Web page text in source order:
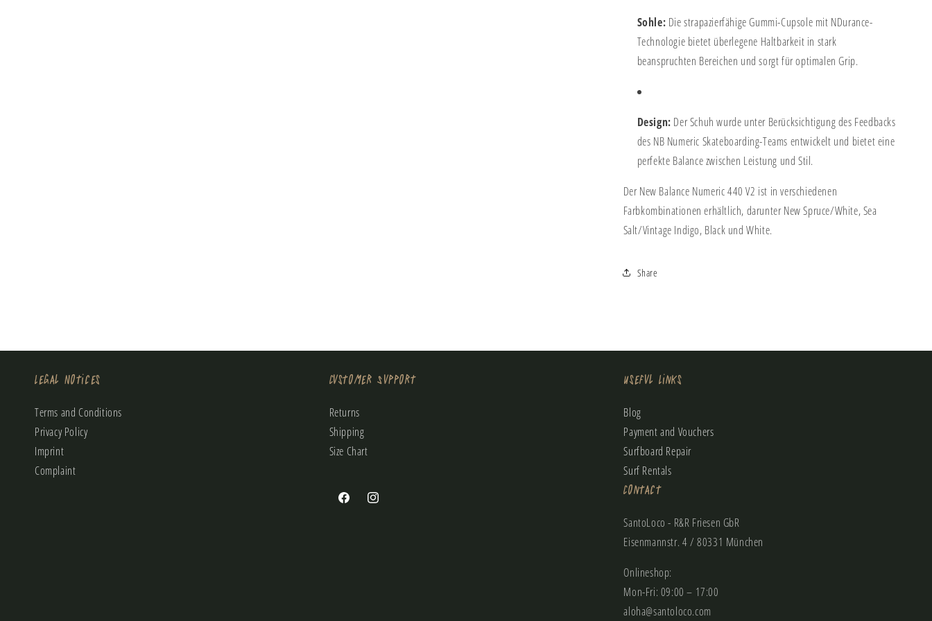
Sohle: Die strapazierfähige Gummi-Cupsole mit NDurance-
Technologie bietet überlegene Haltbarkeit in stark
beanspruchten Bereichen und sorgt für optimalen Grip.
Design: Der Schuh wurde unter Berücksichtigung des Feedbacks
des NB Numeric Skateboarding-Teams entwickelt und bietet eine
perfekte Balance zwischen Leistung und Stil.
Der New Balance Numeric 440 V2 ist in verschiedenen
Farbkombinationen erhältlich, darunter New Spruce/White, Sea
Salt/Vintage Indigo, Black und White.
Share
Legal Notices
Terms and Conditions
Privacy Policy
Imprint
Complaint
Customer Support
Returns
Shipping
Size Chart
Useful Links
Blog
Payment and Vouchers
Surfboard Repair
Surf Rentals
FacebookInstagram
Contact
SantoLoco - R&R Friesen GbR
Eisenmannstr. 4 / 80331 München
Onlineshop:
Mon-Fri: 09:00 – 17:00
aloha@santoloco.com